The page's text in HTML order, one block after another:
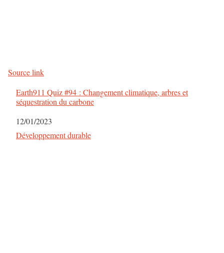
i
Source link
Earth911 Quiz #94 : Changement climatique, arbres et
séquestration du carbone
Date
12/01/2023
Par rapport à
Développement durable